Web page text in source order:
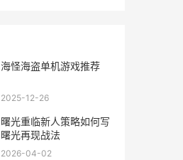
海怪海盗单机游戏推荐
2025-12-26
曙光重临新人策略如何写
曙光再现战法
2026-04-02